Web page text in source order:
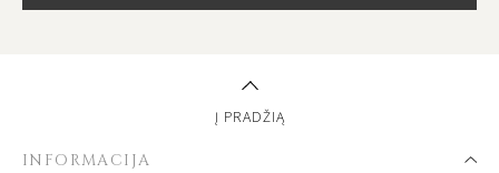
INFORMACIJA
Į PRADŽIĄ